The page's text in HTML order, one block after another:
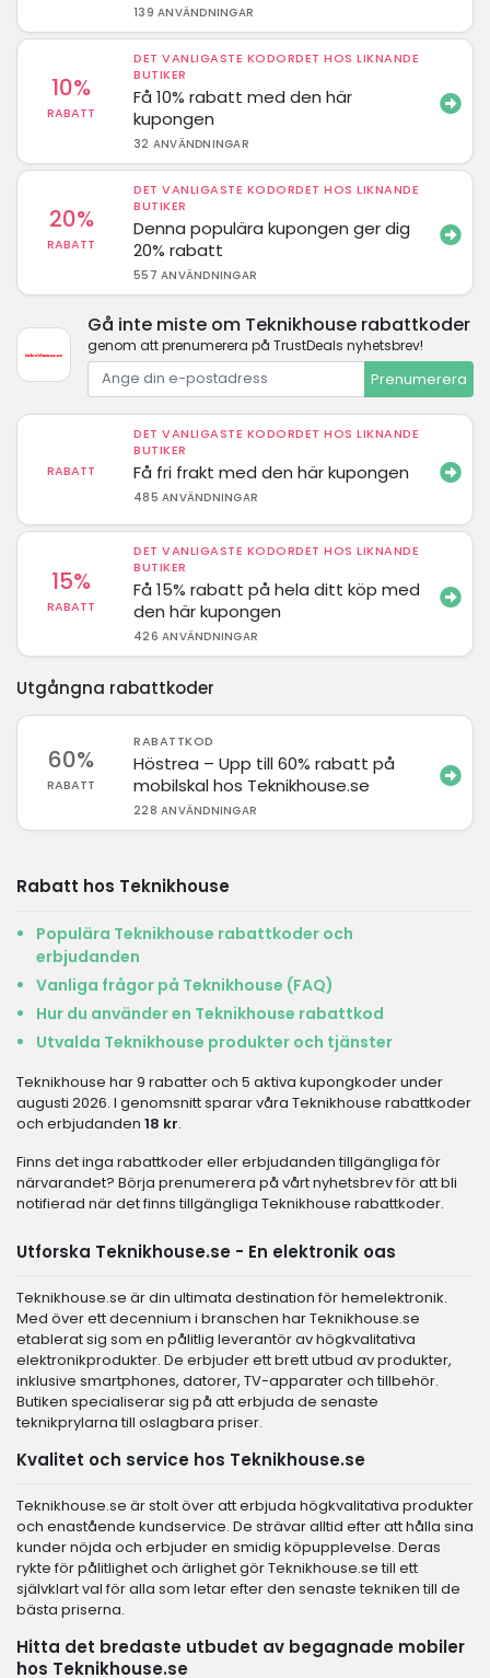
139 ANVÄNDNINGAR
10%
RABATT
DET VANLIGASTE KODORDET HOS LIKNANDE
BUTIKER
Få 10% rabatt med den här
kupongen
32 ANVÄNDNINGAR
20%
RABATT
DET VANLIGASTE KODORDET HOS LIKNANDE
BUTIKER
Denna populära kupongen ger dig
20% rabatt
557 ANVÄNDNINGAR
Gå inte miste om Teknikhouse rabattkoder
genom att prenumerera på TrustDeals nyhetsbrev!
Prenumerera
RABATT
DET VANLIGASTE KODORDET HOS LIKNANDE
BUTIKER
Få fri frakt med den här kupongen
485 ANVÄNDNINGAR
15%
RABATT
DET VANLIGASTE KODORDET HOS LIKNANDE
BUTIKER
Få 15% rabatt på hela ditt köp med
den här kupongen
426 ANVÄNDNINGAR
Utgångna rabattkoder
60%
RABATT
RABATTKOD
Höstrea – Upp till 60% rabatt på
mobilskal hos Teknikhouse.se
228 ANVÄNDNINGAR
Rabatt hos Teknikhouse
Populära Teknikhouse rabattkoder och
erbjudanden
Vanliga frågor på Teknikhouse (FAQ)
Hur du använder en Teknikhouse rabattkod
Utvalda Teknikhouse produkter och tjänster
Teknikhouse har 9 rabatter och 5 aktiva kupongkoder under
augusti 2026. I genomsnitt sparar våra Teknikhouse rabattkoder
och erbjudanden 18 kr.
Finns det inga rabattkoder eller erbjudanden tillgängliga för
närvarandet? Börja prenumerera på vårt nyhetsbrev för att bli
notifierad när det finns tillgängliga Teknikhouse rabattkoder.
Utforska Teknikhouse.se - En elektronik oas
Teknikhouse.se är din ultimata destination för hemelektronik.
Med över ett decennium i branschen har Teknikhouse.se
etablerat sig som en pålitlig leverantör av högkvalitativa
elektronikprodukter. De erbjuder ett brett utbud av produkter,
inklusive smartphones, datorer, TV-apparater och tillbehör.
Butiken specialiserar sig på att erbjuda de senaste
teknikprylarna till oslagbara priser.
Kvalitet och service hos Teknikhouse.se
Teknikhouse.se är stolt över att erbjuda högkvalitativa produkter
och enastående kundservice. De strävar alltid efter att hålla sina
kunder nöjda och erbjuder en smidig köpupplevelse. Deras
rykte för pålitlighet och ärlighet gör Teknikhouse.se till ett
självklart val för alla som letar efter den senaste tekniken till de
bästa priserna.
Hitta det bredaste utbudet av begagnade mobiler
hos Teknikhouse.se